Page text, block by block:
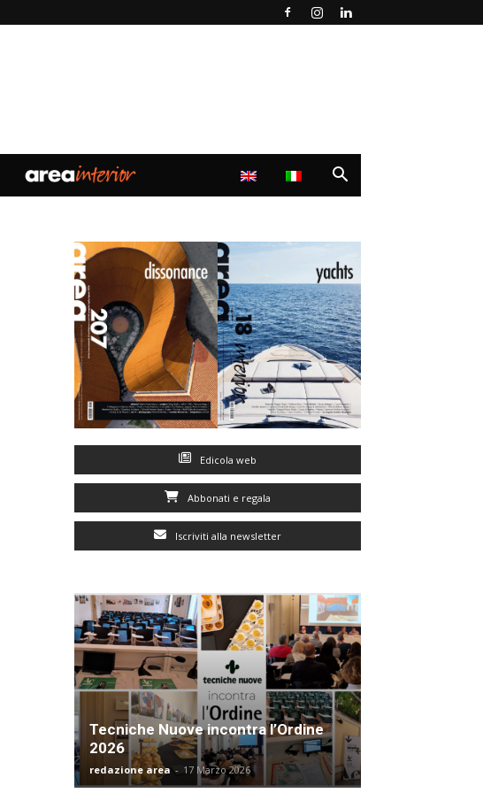
Edicola web
Abbonati e regala
Iscriviti alla newsletter
Tecniche Nuove incontra l’Ordine
2026
redazione area - 17 Marzo 2026